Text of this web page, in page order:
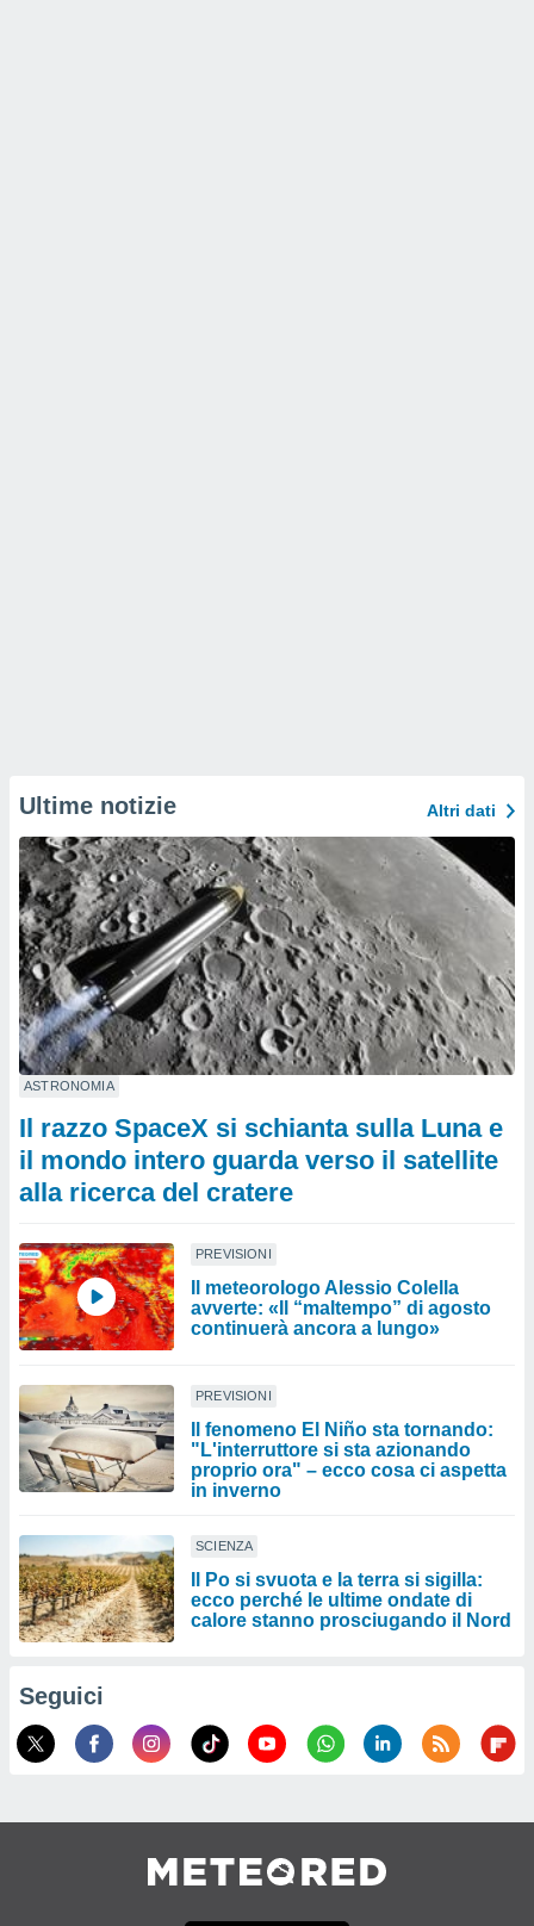
Ultime notizie Altri dati
ASTRONOMIA
Il razzo SpaceX si schianta sulla Luna e
il mondo intero guarda verso il satellite
alla ricerca del cratere
PREVISIONI
Il meteorologo Alessio Colella
avverte: «Il “maltempo” di agosto
continuerà ancora a lungo»
PREVISIONI
Il fenomeno El Niño sta tornando:
"L'interruttore si sta azionando
proprio ora" – ecco cosa ci aspetta
in inverno
SCIENZA
Il Po si svuota e la terra si sigilla:
ecco perché le ultime ondate di
calore stanno prosciugando il Nord
Seguici